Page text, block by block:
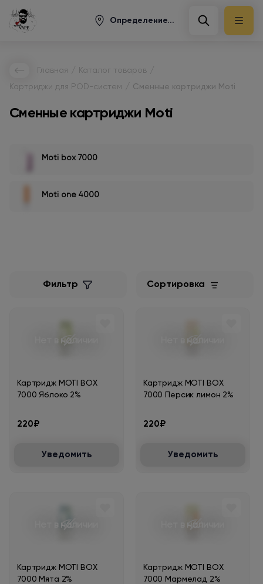
Определение...
Главная Каталог товаров
Картриджи для POD-систем Сменные картриджи Moti
Сменные картриджи Moti
Moti box 7000
Moti one 4000
Фильтр Сортировка
Нет в наличии
Картридж MOTI BOX
7000 Яблоко 2%
220₽
Уведомить
Нет в наличии
Картридж MOTI BOX
7000 Персик лимон 2%
220₽
Уведомить
Нет в наличии
Картридж MOTI BOX
7000 Мята 2%
Нет в наличии
Картридж MOTI BOX
7000 Мармелад 2%